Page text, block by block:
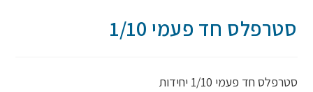
סטרפלס חד פעמי 1/10
סטרפלס חד פעמי 1/10 יחידות